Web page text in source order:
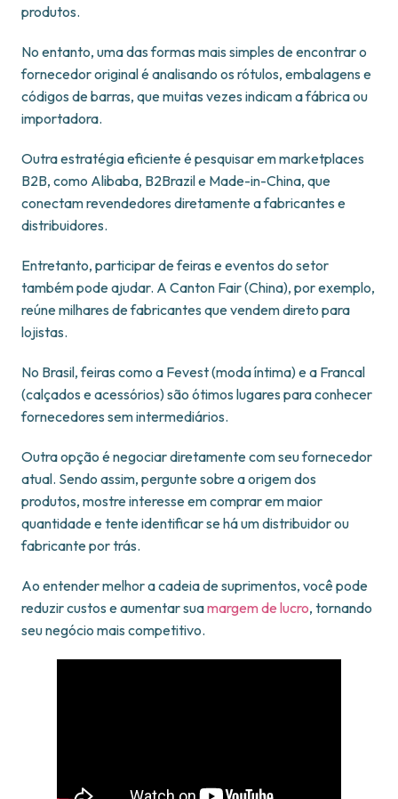
produtos.
No entanto, uma das formas mais simples de encontrar o
fornecedor original é analisando os rótulos, embalagens e
códigos de barras, que muitas vezes indicam a fábrica ou
importadora.
Outra estratégia eficiente é pesquisar em marketplaces
B2B, como Alibaba, B2Brazil e Made-in-China, que
conectam revendedores diretamente a fabricantes e
distribuidores.
Entretanto, participar de feiras e eventos do setor
também pode ajudar. A Canton Fair (China), por exemplo,
reúne milhares de fabricantes que vendem direto para
lojistas.
No Brasil, feiras como a Fevest (moda íntima) e a Francal
(calçados e acessórios) são ótimos lugares para conhecer
fornecedores sem intermediários.
Outra opção é negociar diretamente com seu fornecedor
atual. Sendo assim, pergunte sobre a origem dos
produtos, mostre interesse em comprar em maior
quantidade e tente identificar se há um distribuidor ou
fabricante por trás.
Ao entender melhor a cadeia de suprimentos, você pode
reduzir custos e aumentar suamargem de lucro, tornando
seu negócio mais competitivo.